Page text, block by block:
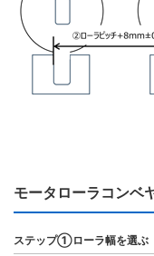
モータローラコンベ
ステップ①ローラ幅を選ぶ